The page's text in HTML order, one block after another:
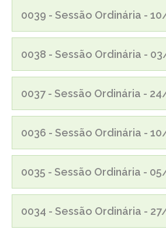
0039 - Sessão Ordinária -
0038 - Sessão Ordinária -
0037 - Sessão Ordinária -
0036 - Sessão Ordinária -
0035 - Sessão Ordinária -
0034 - Sessão Ordinária -